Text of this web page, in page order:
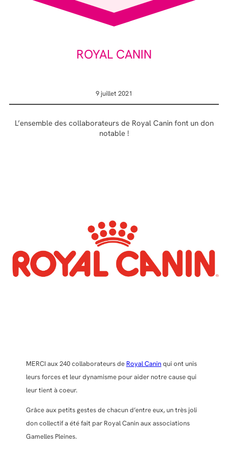
ROYAL CANIN
9 juillet 2021
L’ensemble des collaborateurs de Royal Canin font un don
notable !
MERCI aux 240 collaborateurs de Royal Caninqui ont unis
leurs forces et leur dynamisme pour aider notre cause qui
leur tient à coeur.
Grâce aux petits gestes de chacun d’entre eux, un très joli
don collectif a été fait par Royal Canin aux associations
Gamelles Pleines.